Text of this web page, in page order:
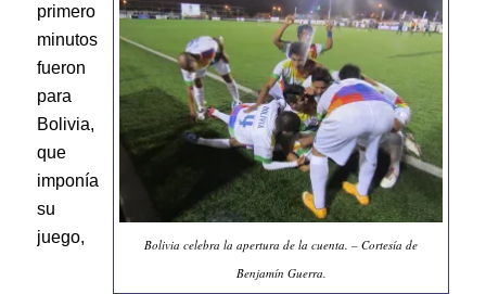
Bolivia celebra la apertura de la cuenta. – Cortesía de
Benjamín Guerra.
primero
minutos
fueron
para
Bolivia,
que
imponía
su
juego,